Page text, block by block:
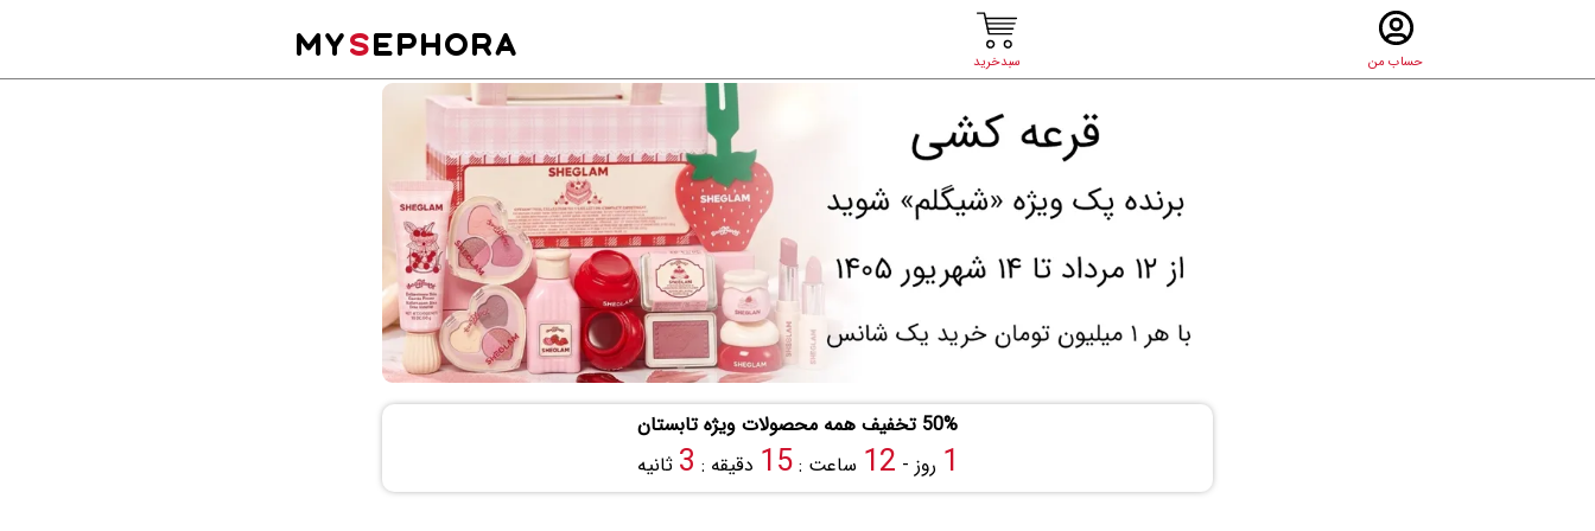
حساب من سبدخرید
MYSEPHORA
50% تخفیف همه محصولات ویژه تابستان
1 روز - 12 ساعت :15 دقیقه : 2 ثانیه